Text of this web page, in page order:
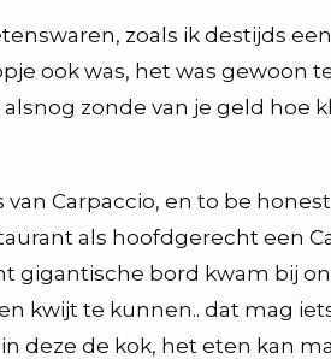
zoals ik destijds
ook was, het was gewoon
zonde van je geld hoe
Carpaccio, en to be
als hoofdgerecht een
gigantische bord kwam bij
kwijt te kunnen.. dat mag
deze de kok, het eten kan